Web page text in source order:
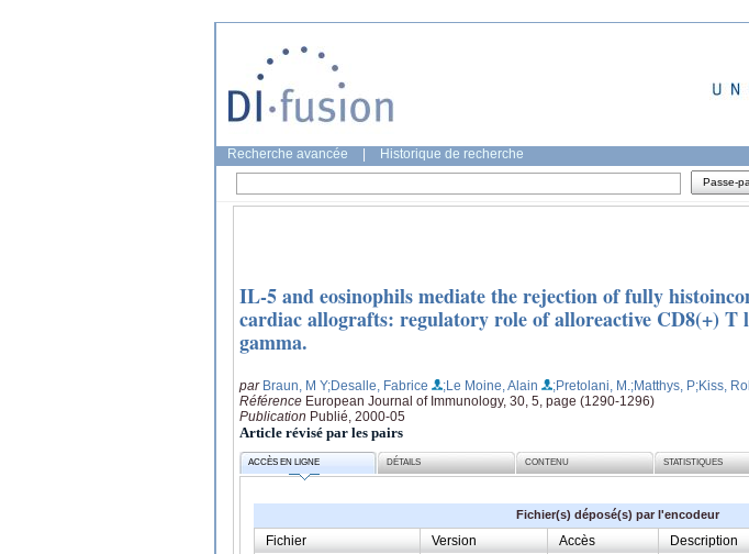
Recherche avancée Historique de recherche
Passe-
IL-5 and eosinophils mediate the rejection of fully
cardiac allografts: regulatory role of alloreactive CD8(+) T
gamma.
par Braun, M Y;Desalle, Fabrice ;Le Moine, Alain ;Pretolani, M. ;Matthys, P;Kiss,
Référence European Journal of Immunology, 30, 5, page (1290-1296)
Publication Publié, 2000-05
Article révisé par les pairs
ACCÈS EN LIGNE DÉTAILS CONTENU STATISTIQUES
Fichier(s) déposé(s) par l'encodeur
Fichier Version Accès Description